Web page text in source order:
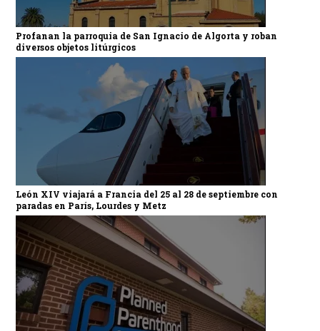
Profanan la parroquia de San Ignacio de Algorta y roban
diversos objetos litúrgicos
León XIV viajará a Francia del 25 al 28 de septiembre con
paradas en París, Lourdes y Metz